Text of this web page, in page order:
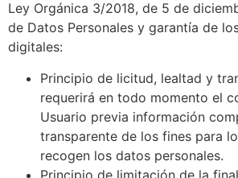
Ley Orgánica 3/2018, de 5 de
de Datos Personales y garantía de
digitales:
Principio de licitud, lealtad y
requerirá en todo momento el
Usuario previa información
transparente de los fines para
recogen los datos personales.
Principio de limitación de la